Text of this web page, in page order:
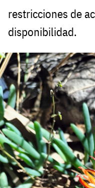
restricciones de
disponibilidad.